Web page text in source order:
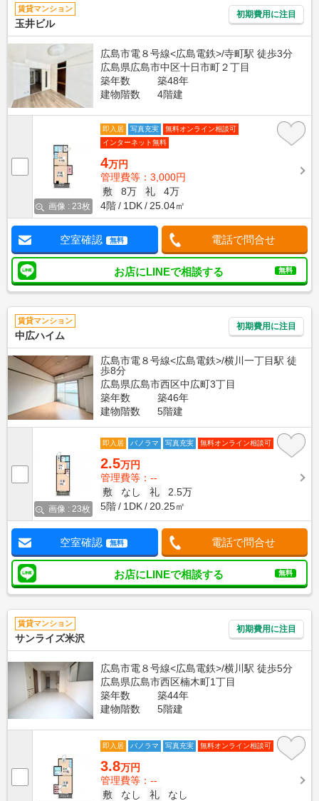
賃貸マンション
玉井ビル
初期費用に注目
広島市電８号線<広島電鉄>/寺町駅 徒歩3分
広島県広島市中区十日市町２丁目
築年数
築48年
建物階数
4階建
画像 : 23枚
即入居 写真充実
無料オンライン相談可
インターネット無料
4万円
管理費等：3,000円
敷
8万 礼
4万
4階
1DK 25.04㎡
空室確認 無料 電話で問合せ
お店にLINEで相談する 無料
賃貸マンション
中広ハイム
初期費用に注目
広島市電８号線<広島電鉄>/横川一丁目駅 徒
歩8分
広島県広島市西区中広町3丁目
築年数
築46年
建物階数
5階建
画像 : 23枚
即入居 パノラマ 写真充実 無料オンライン相談可
2.5万円
管理費等：--
敷
なし 礼
2.5万
5階
1DK 20.25㎡
空室確認 無料 電話で問合せ
お店にLINEで相談する 無料
賃貸マンション
サンライズ米沢
初期費用に注目
広島市電８号線<広島電鉄>/横川駅 徒歩5分
広島県広島市西区楠木町1丁目
築年数
築44年
建物階数
5階建
即入居 パノラマ 写真充実 無料オンライン相談可
3.8万円
管理費等：--
敷
なし 礼
なし